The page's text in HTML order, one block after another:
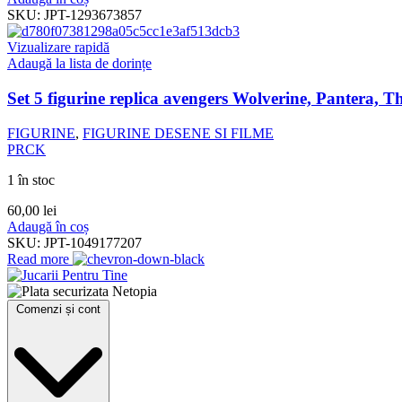
SKU: JPT-1293673857
Vizualizare rapidă
Adaugă la lista de dorințe
Set 5 figurine replica avengers Wolverine, Pantera,
FIGURINE, FIGURINE DESENE SI FILME
PRCK
1 în stoc
60,00 lei
Adaugă în coș
SKU: JPT-1049177207
Read more
Comenzi și cont